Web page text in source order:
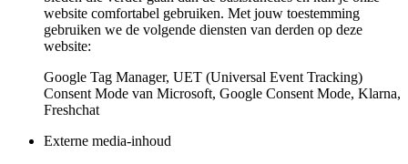
website comfortabel gebruiken. Met jouw toestemming
gebruiken we de volgende diensten van derden op deze
website:
Google Tag Manager, UET (Universal Event Tracking)
Consent Mode van Microsoft, Google Consent Mode, Klarna,
Freshchat
Externe media-inhoud